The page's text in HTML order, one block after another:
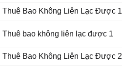
Thuê Bao Không Liên Lạc Được 1
Thuê bao không liên lạc được 1
Thuê Bao Không Liên Lạc Được 2